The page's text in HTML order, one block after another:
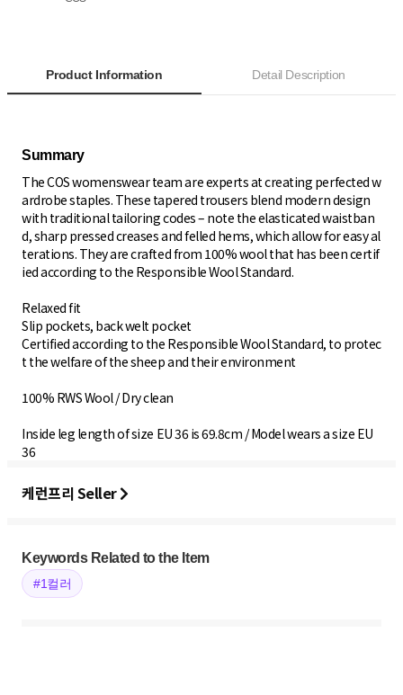
Product Information Detail Description
Summary
The COS womenswear team are experts at creating perfected w
ardrobe staples. These tapered trousers blend modern design
with traditional tailoring codes – note the elasticated waistban
d, sharp pressed creases and felled hems, which allow for easy al
terations. They are crafted from 100% wool that has been certif
ied according to the Responsible Wool Standard.
Relaxed fit
Slip pockets, back welt pocket
Certified according to the Responsible Wool Standard, to protec
t the welfare of the sheep and their environment
100% RWS Wool / Dry clean
Inside leg length of size EU 36 is 69.8cm / Model wears a size EU
36
케런프리 Seller
Keywords Related to the Item
#1컬러